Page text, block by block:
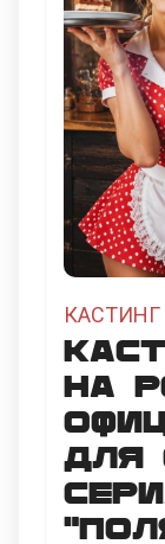
на
для